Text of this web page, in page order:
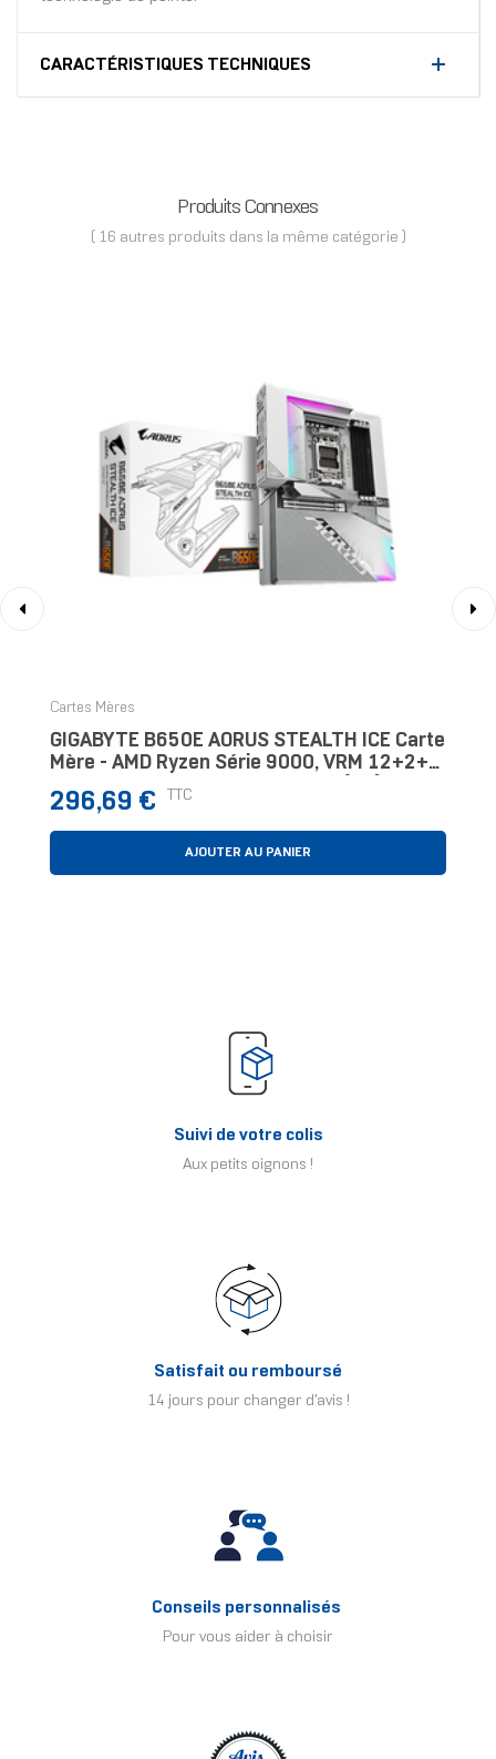
CARACTÉRISTIQUES TECHNIQUES
Produits Connexes
( 16 autres produits dans la même catégorie )
Cartes Mères
GIGABYTE B650E AORUS STEALTH ICE Carte
Mère - AMD Ryzen Série 9000, VRM 12+2+2
Phases, Jusqu'à 8000 MHz DDR5 (OC),
1xPCIe 5.0 +
Prix
296,69 € TTC
AJOUTER AU PANIER
Suivi de votre colis
Aux petits oignons !
Satisfait ou remboursé
14 jours pour changer d'avis !
Conseils personnalisés
Pour vous aider à choisir